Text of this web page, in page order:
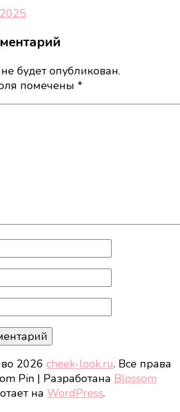
будет опубликован.
помечены *
2026 cheek-look.ru. Все права
Pin | Разработана Blossom
на WordPress.